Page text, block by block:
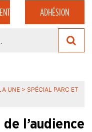
ADHÉSION
UNE > SPÉCIAL PARC ET
l’audience